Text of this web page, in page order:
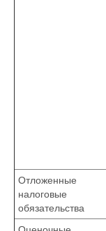
Отложенные
налоговые
обязательства